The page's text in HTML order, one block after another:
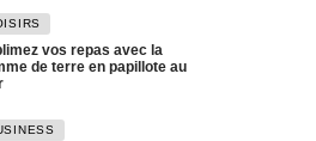
vos repas avec la
de terre en papillote au